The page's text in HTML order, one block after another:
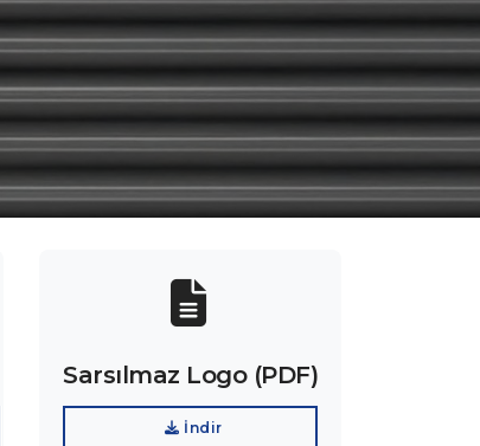
Sarsılmaz Logo (PDF)
İndir